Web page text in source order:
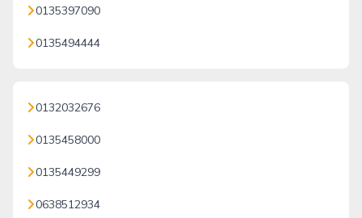
0135397090
0135494444
0132032676
0135458000
0135449299
0638512934